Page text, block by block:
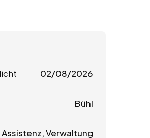
02/08/2026
Bühl
Assistenz, Verwaltung